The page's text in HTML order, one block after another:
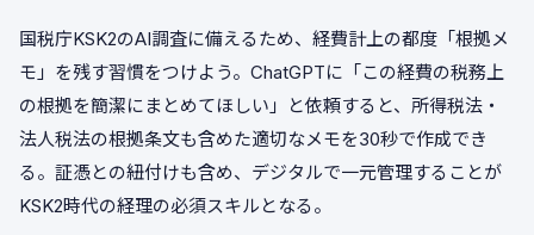
国税庁KSK2のAI調査に備えるため、経費計上の都度「根拠メ
モ」を残す習慣をつけよう。ChatGPTに「この経費の税務上
の根拠を簡潔にまとめてほしい」と依頼すると、所得税法・
法人税法の根拠条文も含めた適切なメモを30秒で作成でき
る。証憑との紐付けも含め、デジタルで一元管理することが
KSK2時代の経理の必須スキルとなる。